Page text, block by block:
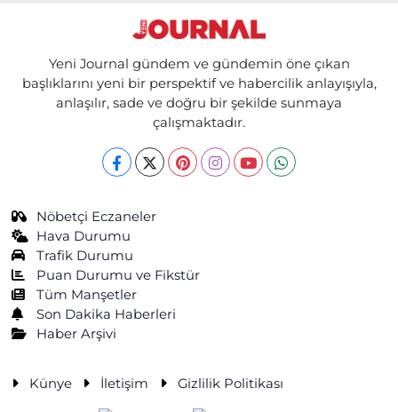
Yeni Journal gündem ve gündemin öne çıkan
başlıklarını yeni bir perspektif ve habercilik anlayışıyla,
anlaşılır, sade ve doğru bir şekilde sunmaya
çalışmaktadır.
Nöbetçi Eczaneler
Hava Durumu
Trafik Durumu
Puan Durumu ve Fikstür
Tüm Manşetler
Son Dakika Haberleri
Haber Arşivi
Künye İletişim Gizlilik Politikası